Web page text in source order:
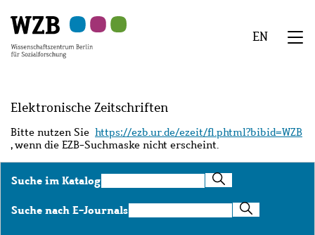
Hauptinhalt
springen
Navigation
springen
Suche
springen
Sekundärnavigation
springen
Fußzeile
springen
EN
Elektronische Zeitschriften
Bitte nutzen Sie https://ezb.ur.de/ezeit/fl.phtml?bibid=WZB
, wenn die EZB-Suchmaske nicht erscheint.
Suche im KatalogSuche
im
Katalog
Suche nach E-JournalsSuche
nach